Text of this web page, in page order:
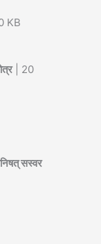
KB
| 20
सस्वर